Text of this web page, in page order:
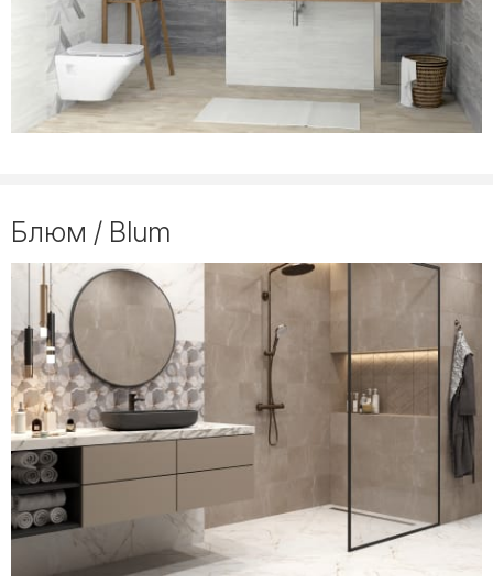
Блюм / Blum